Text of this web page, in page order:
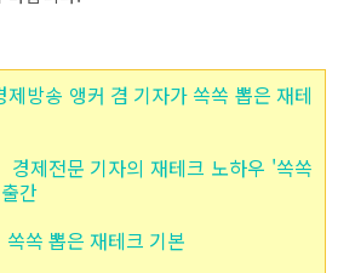
제방송 앵커 겸 기자가 쏙쏙 뽑은 재테
경제전문 기자의 재테크 노하우 '쏙쏙
간
쏙쏙 뽑은 재테크 기본